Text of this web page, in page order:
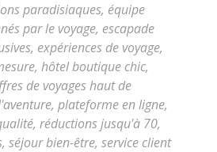
paradisiaques, équipe
par le voyage, escapade
, expériences de voyage,
, hôtel boutique chic,
de voyages haut de
, plateforme en ligne,
, réductions jusqu'à 70,
, séjour bien-être, service client